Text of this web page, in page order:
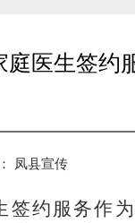
医生签约
凤县宣传
约服务作